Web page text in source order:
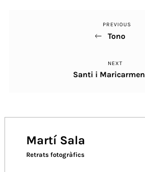
Previous
Post
PREVIOUS
Tono
Next
Post
NEXT
Santi i Maricarmen
Martí Sala
Retrats fotogràfics